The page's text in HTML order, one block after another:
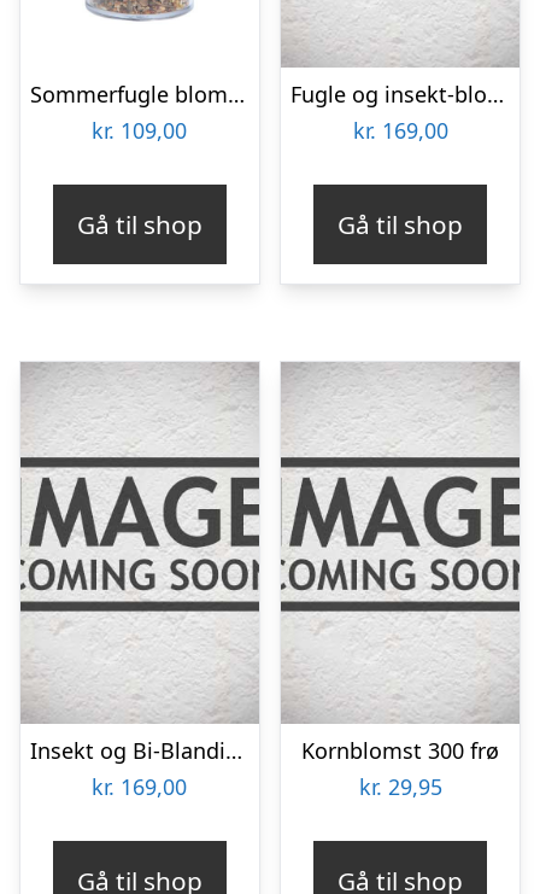
Sommerfugle blomsterblanding – 50 m2
kr. 109,00
Gå til shop
Fugle og insekt-blomsterblanding 30m2
kr. 169,00
Gå til shop
Insekt og Bi-Blanding 30m2
kr. 169,00
Gå til shop
Kornblomst 300 frø
kr. 29,95
Gå til shop